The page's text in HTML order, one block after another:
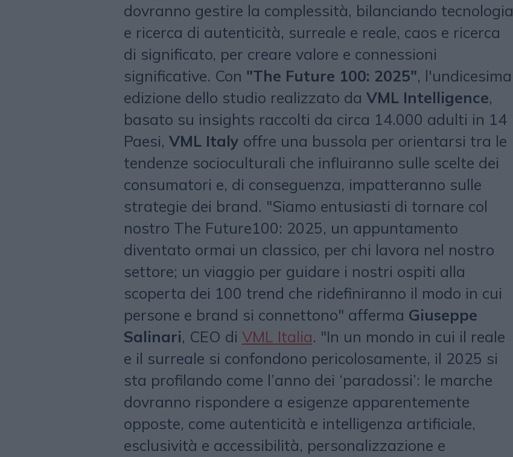
dovranno gestire la complessità, bilanciando tecnologia
e ricerca di autenticità, surreale e reale, caos e ricerca
di significato, per creare valore e connessioni
significative. Con "The Future 100: 2025", l'undicesima
edizione dello studio realizzato da VML Intelligence,
basato su insights raccolti da circa 14.000 adulti in 14
Paesi, VML Italy offre una bussola per orientarsi tra le
tendenze socioculturali che influiranno sulle scelte dei
consumatori e, di conseguenza, impatteranno sulle
strategie dei brand. "Siamo entusiasti di tornare col
nostro The Future100: 2025, un appuntamento
diventato ormai un classico, per chi lavora nel nostro
settore; un viaggio per guidare i nostri ospiti alla
scoperta dei 100 trend che ridefiniranno il modo in cui
persone e brand si connettono" afferma Giuseppe
Salinari, CEO di VML Italia. "In un mondo in cui il reale
e il surreale si confondono pericolosamente, il 2025 si
sta profilando come l’anno dei ‘paradossi’: le marche
dovranno rispondere a esigenze apparentemente
opposte, come autenticità e intelligenza artificiale,
esclusività e accessibilità, personalizzazione e